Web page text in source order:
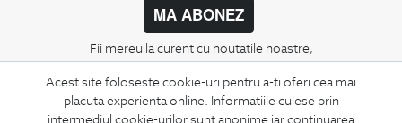
Acest site foloseste cookie-uri pentru a-ti oferi cea mai
placuta experienta online. Informatiile culese prin
intermediul cookie-urilor sunt anonime iar continuarea
MA ABONEZ
Fii mereu la curent cu noutatile noastre,
oferte speciale si trenduri in moda masculina.
CONCIERGE